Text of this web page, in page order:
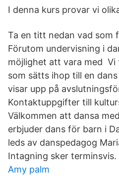
I denna kurs provar vi
Ta en titt nedan vad som
Förutom undervisning i
möjlighet att vara med Vi
som sätts ihop till en
visar upp på
Kontaktuppgifter till
Välkommen att dansa
erbjuder dans för barn i
leds av danspedagog
Intagning sker terminsvis.
Amy palm